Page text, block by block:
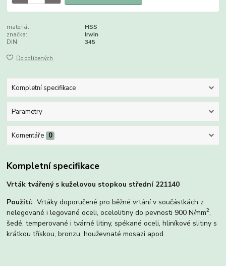
materiál:
HSS
značka:
Irwin
DIN:
345
Do oblíbených
Kompletní specifikace
Parametry
Komentáře 0
Kompletní specifikace
Vrták tvářený s kuželovou stopkou střední 221140
Použití: Vrtáky doporučené pro běžné vrtání v součástkách z
nelegované i legované oceli, ocelolitiny do pevnosti 900 N/mm2,
šedé, temperované i tvárné litiny, spékané oceli, hliníkové slitiny s
krátkou třískou, bronzu, houževnaté mosazi apod.